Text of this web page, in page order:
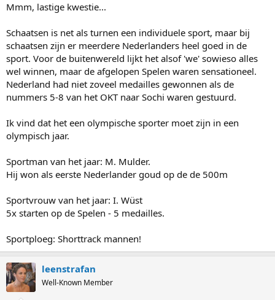
Mmm, lastige kwestie...
Schaatsen is net als turnen een individuele sport, maar bij
schaatsen zijn er meerdere Nederlanders heel goed in de
sport. Voor de buitenwereld lijkt het alsof 'we' sowieso alles
wel winnen, maar de afgelopen Spelen waren sensationeel.
Nederland had niet zoveel medailles gewonnen als de
nummers 5-8 van het OKT naar Sochi waren gestuurd.
Ik vind dat het een olympische sporter moet zijn in een
olympisch jaar.
Sportman van het jaar: M. Mulder.
Hij won als eerste Nederlander goud op de de 500m
Sportvrouw van het jaar: I. Wüst
5x starten op de Spelen - 5 medailles.
Sportploeg: Shorttrack mannen!
leenstrafan
Well-Known Member